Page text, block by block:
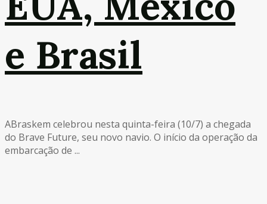
e Brasil
ABraskem celebrou nesta quinta-feira (10/7) a chegada
do Brave Future, seu novo navio. O início da operação da
embarcação de ...